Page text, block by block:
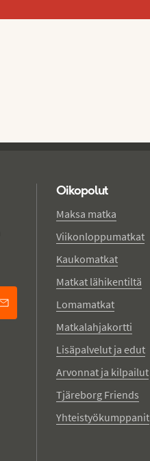
Oikopolut
Maksa matka
Viikonloppumatkat
Kaukomatkat
Matkat lähikentiltä
Lomamatkat
Matkalahjakortti
Lisäpalvelut ja edut
Arvonnat ja kilpailut
Tjäreborg Friends
Yhteistyökumppanit